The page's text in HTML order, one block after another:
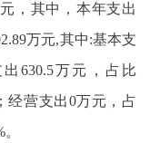
，其中，本年支出
万元,其中:基本支
出630.5万元，占比
经营支出0万元，占